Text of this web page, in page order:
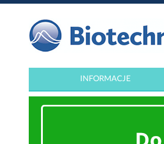
INFORMACJE